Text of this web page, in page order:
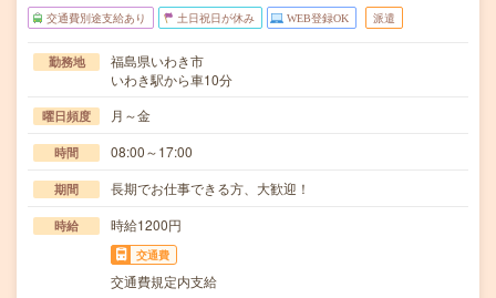
交通費別途支給あり 土日祝日が休み WEB登録OK 派遣
勤務地
福島県いわき市
いわき駅から車10分
曜日頻度 月～金
時間 08:00～17:00
期間 長期でお仕事できる方、大歓迎！
時給 時給1200円
交通費
交通費規定内支給